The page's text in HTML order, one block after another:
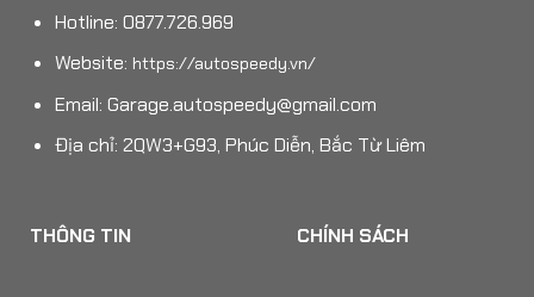
Hotline: 0877.726.969
Website: https://autospeedy.vn/
Email: Garage.autospeedy@gmail.com
Địa chỉ: 2QW3+G93, Phúc Diễn, Bắc Từ Liêm
THÔNG TIN CHÍNH SÁCH